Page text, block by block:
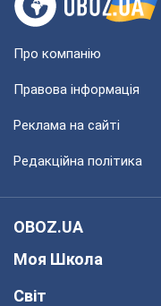
Про компанію
Правова інформація
Реклама на сайті
Редакційна політика
OBOZ.UA
Моя Школа
Світ